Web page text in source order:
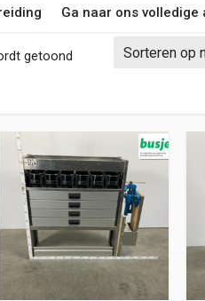
Ga naar ons volledige
getoond Gesorteerd op